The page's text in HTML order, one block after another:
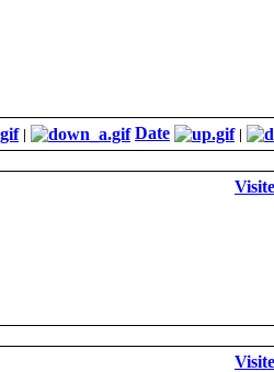
| Date |